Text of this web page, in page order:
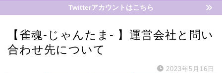
Twitterアカウントはこちら
【雀魂-じゃんたま- 】運営会社と問い
合わせ先について
2023年5月16日